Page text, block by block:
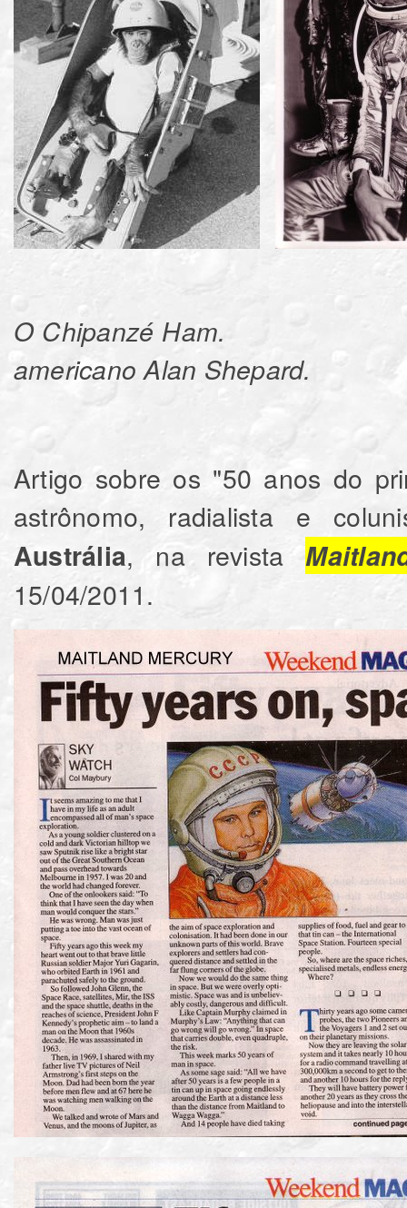
O Chipanzé Ham.
americano Alan Shepard.
Artigo sobre os "50 anos do
astrônomo, radialista e
Austrália, na revista
15/04/2011.